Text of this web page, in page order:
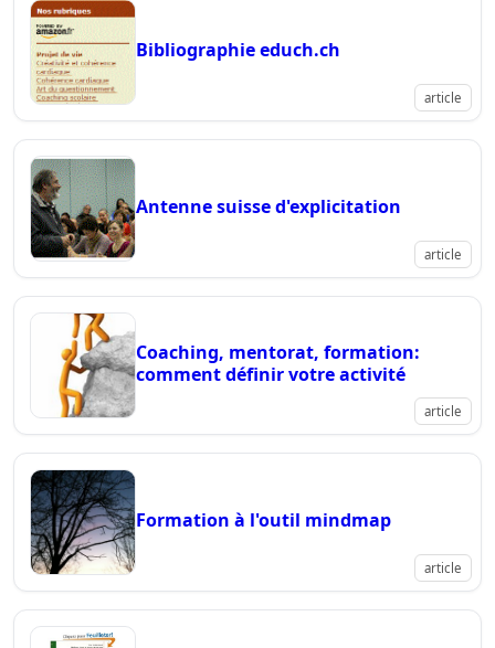
Bibliographie educh.ch
article
Antenne suisse d'explicitation
article
Coaching, mentorat, formation:
comment définir votre activité
article
Formation à l'outil mindmap
article